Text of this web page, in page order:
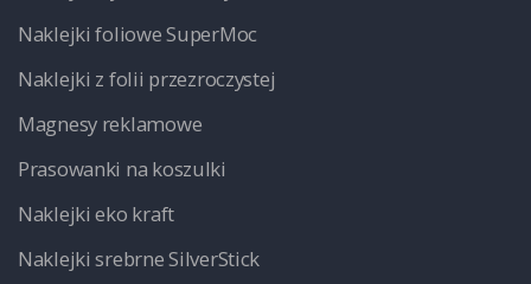
Naklejki foliowe SuperMoc
Naklejki z folii przezroczystej
Magnesy reklamowe
Prasowanki na koszulki
Naklejki eko kraft
Naklejki srebrne SilverStick